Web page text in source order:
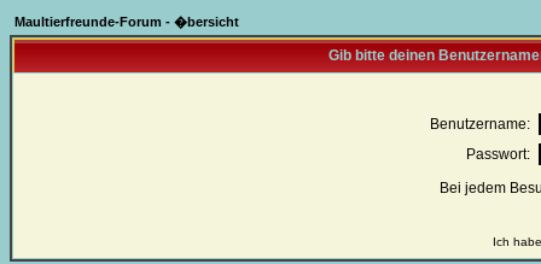
Maultierfreunde-Forum - �bersicht
Gib bitte deinen
Benutzername:
Passwort:
Bei jedem
Ich